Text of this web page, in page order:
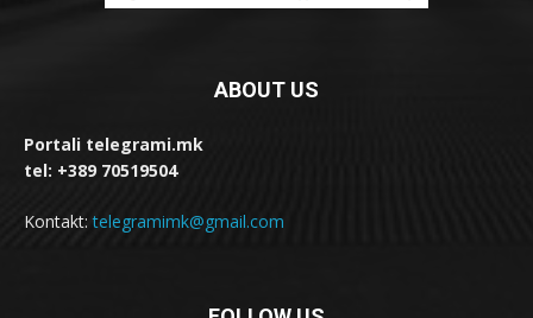
ABOUT US
Portali telegrami.mk
tel: +389 70519504
Kontakt:telegramimk@gmail.com